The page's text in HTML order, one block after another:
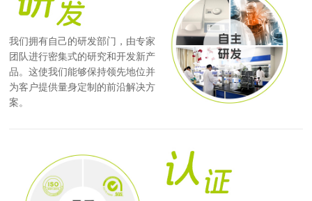
我们拥有自己的研发部门，由专家
团队进行密集式的研究和开发新产
品。这使我们能够保持领先地位并
为客户提供量身定制的前沿解决方
案。